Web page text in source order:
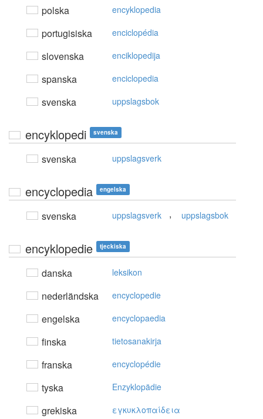
polska encyklopedia
portugisiska enciclopédia
slovenska enciklopedija
spanska enciclopedia
svenska uppslagsbok
encyklopedi svenska
svenska uppslagsverk
encyclopedia engelska
svenska uppslagsverk , uppslagsbok
encyklopedie tjeckiska
danska leksikon
nederländska encyclopedie
engelska encyclopaedia
finska tietosanakirja
franska encyclopédie
tyska Enzyklopädie
grekiska εγκυκλoπαίδεια